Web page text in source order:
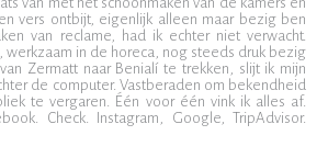
vers ontbijt, eigenlijk alleen maar bezig ben
van reclame, had ik echter niet verwacht.
werkzaam in de horeca, nog steeds druk bezig
Zermatt naar Benialí te trekken, slijt ik mijn
de computer. Vastberaden om bekendheid
te vergaren. Één voor één vink ik alles af.
Check. Instagram, Google, TripAdvisor.